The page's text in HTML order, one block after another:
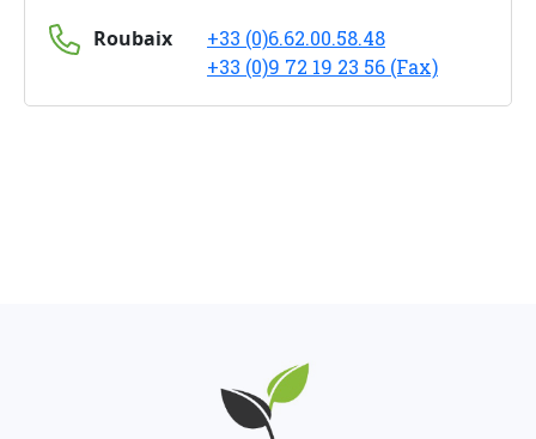
Roubaix
+33 (0)6.62.00.58.48
+33 (0)9 72 19 23 56 (Fax)